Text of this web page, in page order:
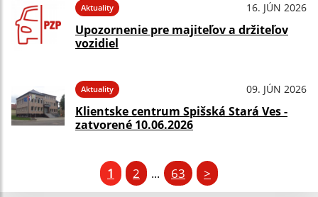
Aktuality 16. JÚN 2026
Upozornenie pre majiteľov a držiteľov
vozidiel
Aktuality 09. JÚN 2026
Klientske centrum Spišská Stará Ves -
zatvorené 10.06.2026
1 2 ... 63 >